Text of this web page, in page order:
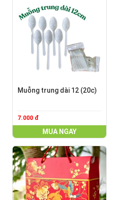
Muỗng trung dài 12 (20c)
7.000 đ
MUA NGAY